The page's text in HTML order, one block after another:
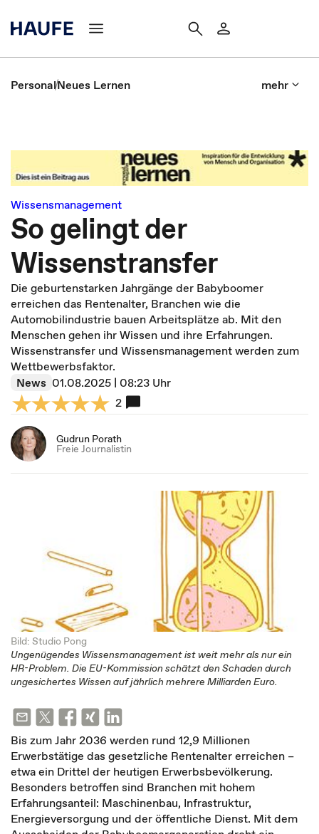
PersonalNeues Lernen mehr
Wissensmanagement
So gelingt der
Wissenstransfer
Die geburtenstarken Jahrgänge der Baby­boomer
erreichen das Rentenalter, Branchen wie die
Automobilindustrie bauen Arbeits­plätze ab. Mit den
Menschen gehen ihr Wissen und ihre Er­fahrungen.
Wissenstransfer und Wissens­management werden zum
Wett­bewerbs­faktor.
News 01.08.2025 | 08:23 Uhr
2
Gudrun Porath
Freie Journalistin
Bild: Studio Pong
Ungenügendes Wissensmanagement ist weit mehr als nur ein
HR-Problem. Die EU-Kommission schätzt den Schaden durch
ungesichertes Wissen auf jährlich mehrere Milliarden Euro.
Bis zum Jahr 2036 werden rund 12,9 Millionen
Erwerbstätige das gesetzliche Rentenalter erreichen –
etwa ein Drittel der heutigen Erwerbsbevölkerung.
Besonders betroffen sind Branchen mit hohem
Erfahrungsanteil: Maschinenbau, Infrastruktur,
Energieversorgung und der öffentliche Dienst. Mit dem